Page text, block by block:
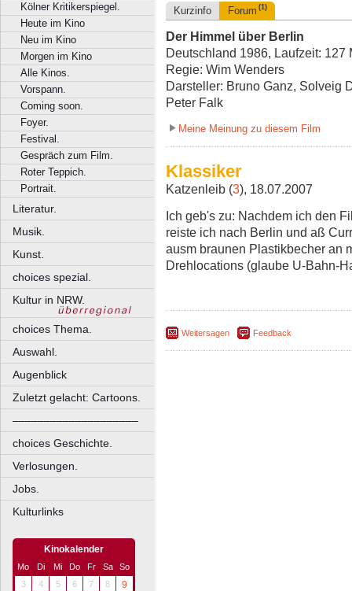
Kölner Kritikerspiegel.
Heute im Kino
Neu im Kino
Morgen im Kino
Alle Kinos.
Vorspann.
Coming soon.
Foyer.
Festival.
Gespräch zum Film.
Roter Teppich.
Portrait.
Literatur.
Musik.
Kunst.
choices spezial.
Kultur in NRW.
choices Thema.
Auswahl.
Augenblick
Zuletzt gelacht: Cartoons.
––––––––––––––––––––
choices Geschichte.
Verlosungen.
Jobs.
Kulturlinks
Kinokalender
Mo Di Mi Do Fr Sa
So
3
4 5 6 7 8
9
Kurzinfo Forum (1)
Der Himmel über Berlin
Deutschland 1986, Laufzeit: 127
Regie: Wim Wenders
Darsteller: Bruno Ganz, Solveig
Peter Falk
Meine Meinung zu diesem Film
Klassiker
Katzenleib (3), 18.07.2007
Ich geb's zu: Nachdem ich den
reiste ich nach Berlin und aß
ausm braunen Plastikbecher an
Drehlocations (glaube U-Bahn-
Weitersagen Feedback